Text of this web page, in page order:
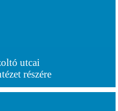
utcai
részére